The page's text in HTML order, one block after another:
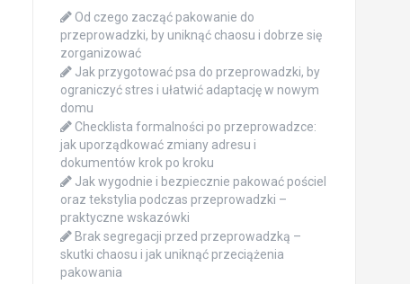
Od czego zacząć pakowanie do
przeprowadzki, by uniknąć chaosu i dobrze się
zorganizować
Jak przygotować psa do przeprowadzki, by
ograniczyć stres i ułatwić adaptację w nowym
domu
Checklista formalności po przeprowadzce:
jak uporządkować zmiany adresu i
dokumentów krok po kroku
Jak wygodnie i bezpiecznie pakować pościel
oraz tekstylia podczas przeprowadzki –
praktyczne wskazówki
Brak segregacji przed przeprowadzką –
skutki chaosu i jak uniknąć przeciążenia
pakowania